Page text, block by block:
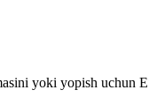
yoki yopish uchun